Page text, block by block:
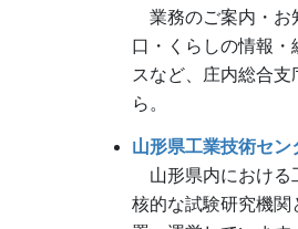
業務のご案内・お
口・くらしの情報・
スなど、庄内総合支
ら。
山形県工業技術セン
山形県内における
核的な試験研究機関